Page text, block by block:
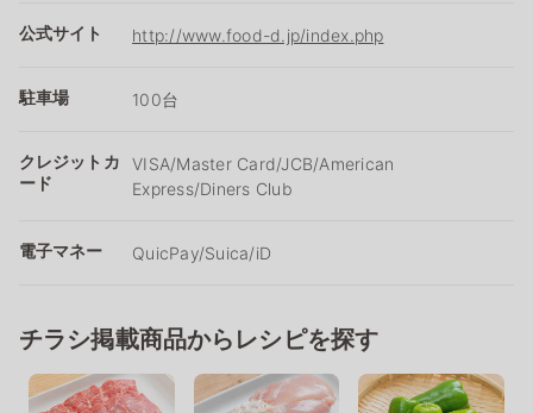
公式サイト http://www.food-d.jp/index.php
駐車場 100台
クレジットカ
ード
VISA/Master Card/JCB/American
Express/Diners Club
電子マネー QuicPay/Suica/iD
チラシ掲載商品からレシピを探す